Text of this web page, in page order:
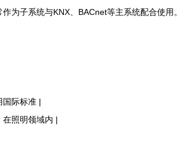
为子系统与KNX、BACnet等主系统配合使用。
际标准 |
照明领域内 |